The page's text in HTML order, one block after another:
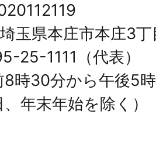
県本庄市本庄3丁
25-1111（代表）
8時30分から午後5
年末年始を除く）